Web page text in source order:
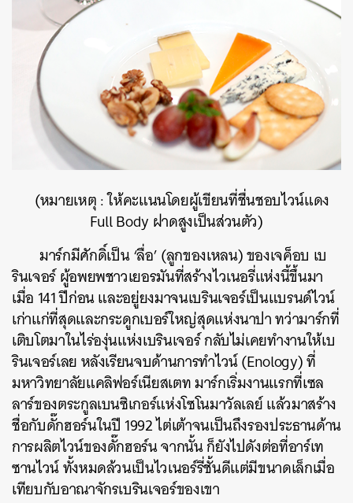
(หมายเหตุ : ให้คะแนนโดยผู้เขียนที่ชื่นชอบไวน์แดง
Full Body ฝาดสูงเป็นส่วนตัว)
มาร์กมีศักดิ์เป็น ‘ลื่อ’ (ลูกของเหลน) ของเจค็อบ เบ
รินเจอร์ ผู้อพยพชาวเยอรมันที่สร้างไวเนอรี่แห่งนี้ขึ้นมา
เมื่อ 141 ปีก่อน และอยู่ยงมาจนเบรินเจอร์เป็นแบรนด์ไวน์
เก่าแก่ที่สุดและกระดูกเบอร์ใหญ่สุดแห่งนาปา ทว่ามาร์กที่
เติบโตมาในไร่องุ่นแห่งเบรินเจอร์ กลับไม่เคยทำงานให้เบ
รินเจอร์เลย หลังเรียนจบด้านการทำไวน์ (Enology) ที่
มหาวิทยาลัยแคลิฟอร์เนียสเตท มาร์กเริ่มงานแรกที่เซล
ลาร์ของตระกูลเบนซิเกอร์แห่งโซโนมาวัลเลย์ แล้วมาสร้าง
ชื่อกับดั๊กฮอร์นในปี 1992 ไต่เต้าจนเป็นถึงรองประธานด้าน
การผลิตไวน์ของดั๊กฮอร์น จากนั้น ก็ยังไปดังต่อที่อาร์เท
ซานไวน์ ทั้งหมดล้วนเป็นไวเนอร์รี่ชั้นดีแต่มีขนาดเล็กเมื่อ
เทียบกับอาณาจักรเบรินเจอร์ของเขา
ค้นหา
TWEET LINE EMAIL